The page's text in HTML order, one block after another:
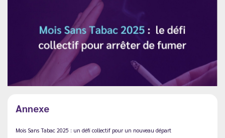
Annexe
Mois Sans Tabac 2025 : un défi collectif pour un nouveau départ